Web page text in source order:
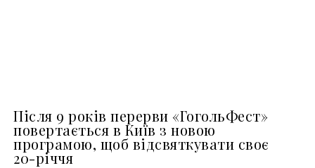
Після 9 років перерви «ГогольФест»
повертається в Київ з новою
програмою, щоб відсвяткувати своє
20-річчя